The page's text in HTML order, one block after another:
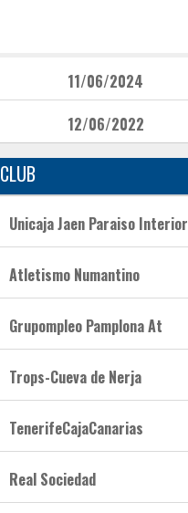
11/06/2024
12/06/2022
CLUB
Unicaja Jaen Paraiso Interior
Atletismo Numantino
Grupompleo Pamplona At
Trops-Cueva de Nerja
TenerifeCajaCanarias
Real Sociedad